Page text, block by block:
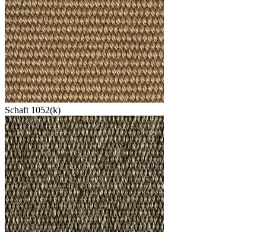
Schaft 1052(k)